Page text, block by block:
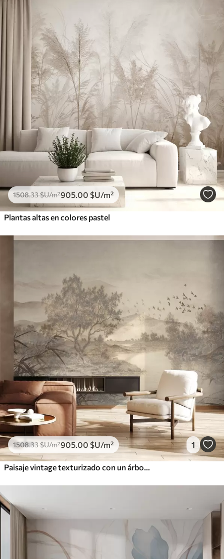
1508.33$U/m²905 .00 $U/m²
Plantas altas en colores pastel
1508.33$U/m²905 .00 $U/m² 1